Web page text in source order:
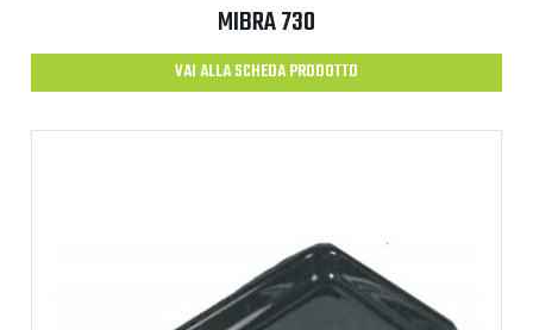
MIBRA 730
VAI ALLA SCHEDA PRODOTTO